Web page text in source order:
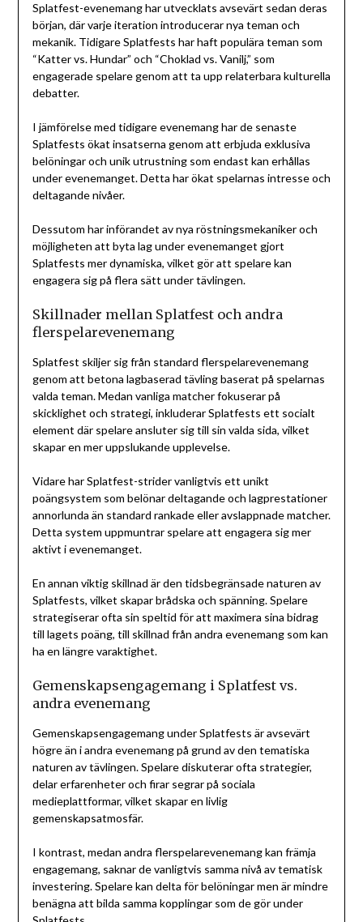
Splatfest-evenemang har utvecklats avsevärt sedan deras
början, där varje iteration introducerar nya teman och
mekanik. Tidigare Splatfests har haft populära teman som
“Katter vs. Hundar” och “Choklad vs. Vanilj,” som
engagerade spelare genom att ta upp relaterbara kulturella
debatter.
I jämförelse med tidigare evenemang har de senaste
Splatfests ökat insatserna genom att erbjuda exklusiva
belöningar och unik utrustning som endast kan erhållas
under evenemanget. Detta har ökat spelarnas intresse och
deltagande nivåer.
Dessutom har införandet av nya röstningsmekaniker och
möjligheten att byta lag under evenemanget gjort
Splatfests mer dynamiska, vilket gör att spelare kan
engagera sig på flera sätt under tävlingen.
Skillnader mellan Splatfest och andra
flerspelarevenemang
Splatfest skiljer sig från standard flerspelarevenemang
genom att betona lagbaserad tävling baserat på spelarnas
valda teman. Medan vanliga matcher fokuserar på
skicklighet och strategi, inkluderar Splatfests ett socialt
element där spelare ansluter sig till sin valda sida, vilket
skapar en mer uppslukande upplevelse.
Vidare har Splatfest-strider vanligtvis ett unikt
poängsystem som belönar deltagande och lagprestationer
annorlunda än standard rankade eller avslappnade matcher.
Detta system uppmuntrar spelare att engagera sig mer
aktivt i evenemanget.
En annan viktig skillnad är den tidsbegränsade naturen av
Splatfests, vilket skapar brådska och spänning. Spelare
strategiserar ofta sin speltid för att maximera sina bidrag
till lagets poäng, till skillnad från andra evenemang som kan
ha en längre varaktighet.
Gemenskapsengagemang i Splatfest vs.
andra evenemang
Gemenskapsengagemang under Splatfests är avsevärt
högre än i andra evenemang på grund av den tematiska
naturen av tävlingen. Spelare diskuterar ofta strategier,
delar erfarenheter och firar segrar på sociala
medieplattformar, vilket skapar en livlig
gemenskapsatmosfär.
I kontrast, medan andra flerspelarevenemang kan främja
engagemang, saknar de vanligtvis samma nivå av tematisk
investering. Spelare kan delta för belöningar men är mindre
benägna att bilda samma kopplingar som de gör under